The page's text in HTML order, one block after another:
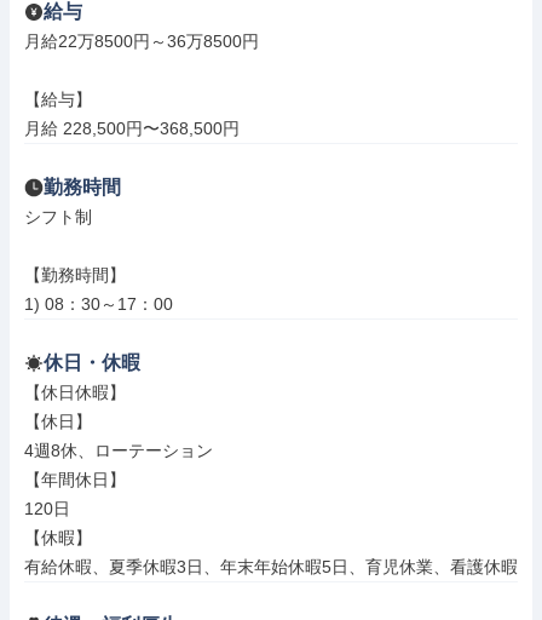
給与
月給22万8500円～36万8500円
【給与】
月給 228,500円〜368,500円
勤務時間
シフト制
【勤務時間】
1) 08：30～17：00
休日・休暇
【休日休暇】
【休日】
4週8休、ローテーション
【年間休日】
120日
【休暇】
有給休暇、夏季休暇3日、年末年始休暇5日、育児休業、看護休暇